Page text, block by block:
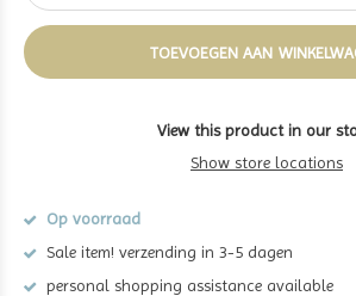
TOEVOEGEN AAN
View this product in our
Show store locations
Op voorraad
Sale item! verzending in 3-5 dagen
personal shopping assistance available